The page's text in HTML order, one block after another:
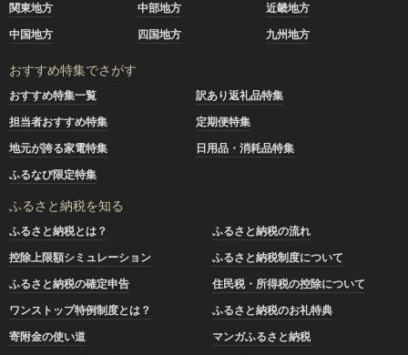
関東地方
中部地方
近畿地方
中国地方
四国地方 九州地方
おすすめ特集でさがす
おすすめ特集一覧
訳あり返礼品特集
担当者おすすめ特集
定期便特集
地元が誇る家電特集
日用品・消耗品特集
ふるなび限定特集
ふるさと納税を知る
ふるさと納税とは？
ふるさと納税の流れ
控除上限額シミュレーション
ふるさと納税制度について
ふるさと納税の確定申告
住民税・所得税の控除について
ワンストップ特例制度とは？
ふるさと納税のお礼特典
寄附金の使い道
マンガふるさと納税